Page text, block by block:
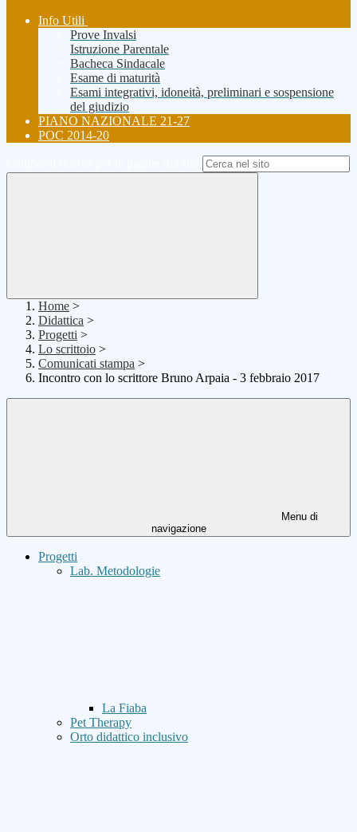
Info Utili
Prove Invalsi
Istruzione Parentale
Bacheca Sindacale
Esame di maturità
Esami integrativi, idoneità, preliminari e sospensione
del giudizio
PIANO NAZIONALE 21-27
POC 2014-20
Home >
Didattica >
Progetti >
Lo scrittoio >
Comunicati stampa >
Incontro con lo scrittore Bruno Arpaia - 3 febbraio 2017
Menu di
navigazione
Progetti
Lab. Metodologie
La Fiaba
Pet Therapy
Orto didattico inclusivo